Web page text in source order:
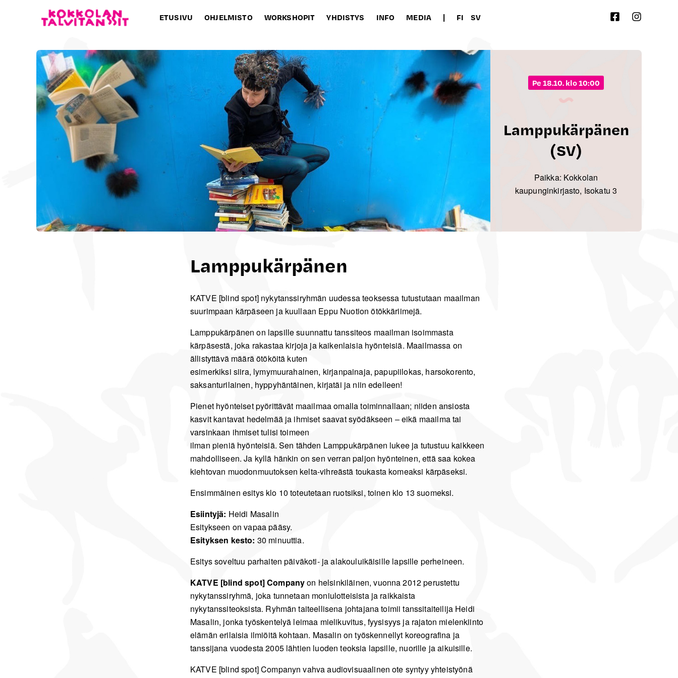
ETUSIVU OHJELMISTO WORKSHOPIT YHDISTYS INFO MEDIA | FI SV
pe 18.10. klo 10:00
Lamppukärpänen
(SV)
Paikka: Kokkolan
kaupunginkirjasto, Isokatu 3
Lamppukärpänen
KATVE [blind spot] nykytanssiryhmän uudessa teoksessa tutustutaan maailman
suurimpaan kärpäseen ja kuullaan Eppu Nuotion ötökkäriimejä.
Lamppukärpänen on lapsille suunnattu tanssiteos maailman isoimmasta
kärpäsestä, joka rakastaa kirjoja ja kaikenlaisia hyönteisiä. Maailmassa on
ällistyttävä määrä ötököitä kuten
esimerkiksi siira, lymymuurahainen, kirjanpainaja, papupiilokas, harsokorento,
saksanturilainen, hyppyhäntäinen, kirjatäi ja niin edelleen!
Pienet hyönteiset pyörittävät maailmaa omalla toiminnallaan; niiden ansiosta
kasvit kantavat hedelmää ja ihmiset saavat syödäkseen – eikä maailma tai
varsinkaan ihmiset tulisi toimeen
ilman pieniä hyönteisiä. Sen tähden Lamppukärpänen lukee ja tutustuu kaikkeen
mahdolliseen. Ja kyllä hänkin on sen verran paljon hyönteinen, että saa kokea
kiehtovan muodonmuutoksen kelta-vihreästä toukasta komeaksi kärpäseksi.
Ensimmäinen esitys klo 10 toteutetaan ruotsiksi, toinen klo 13 suomeksi.
Esiintyjä: Heidi Masalin
Esitykseen on vapaa pääsy.
Esityksen kesto: 30 minuuttia.
Esitys soveltuu parhaiten päiväkoti- ja alakouluikäisille lapsille perheineen.
KATVE [blind spot] Companyon helsinkiläinen, vuonna 2012 perustettu
nykytanssiryhmä, joka tunnetaan moniulotteisista ja raikkaista
nykytanssiteoksista. Ryhmän taiteellisena johtajana toimii tanssitaiteilija Heidi
Masalin, jonka työskentelyä leimaa mielikuvitus, fyysisyys ja rajaton mielenkiinto
elämän erilaisia ilmiöitä kohtaan. Masalin on työskennellyt koreografina ja
tanssijana vuodesta 2005 lähtien luoden teoksia lapsille, nuorille ja aikuisille.
KATVE [blind spot] Companyn vahva audiovisuaalinen ote syntyy yhteistyönä